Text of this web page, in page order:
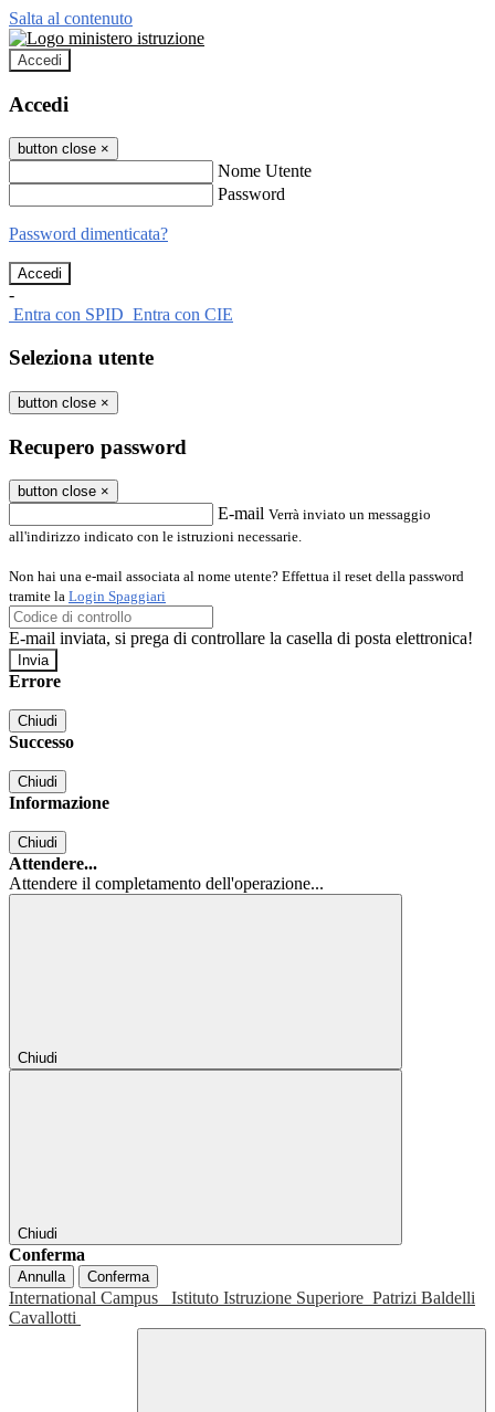
Salta al contenuto
Accedi
Accedi
button close ×
Nome Utente
Password
Password dimenticata?
-
Entra con SPID Entra con CIE
Seleziona utente
button close ×
Recupero password
button close ×
E-mail Verrà inviato un messaggio
all'indirizzo indicato con le istruzioni necessarie.
Non hai una e-mail associata al nome utente? Effettua il reset della password
tramite la Login Spaggiari
E-mail inviata, si prega di controllare la casella di posta elettronica!
Errore
Chiudi
Successo
Chiudi
Informazione
Chiudi
Attendere...
Attendere il completamento dell'operazione...
Chiudi
Chiudi
Conferma
Annulla Conferma
International Campus Istituto Istruzione Superiore Patrizi Baldelli
Cavallotti